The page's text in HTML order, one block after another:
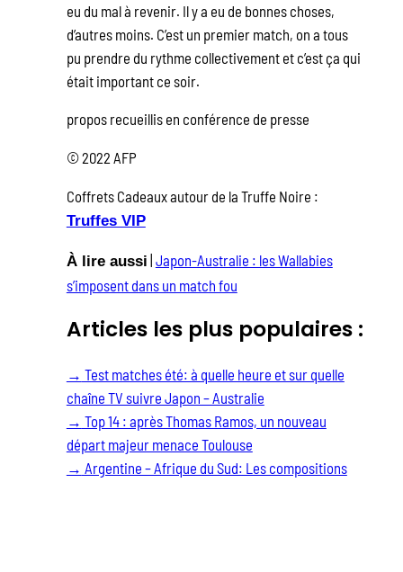
eu du mal à revenir. Il y a eu de bonnes choses,
d’autres moins. C’est un premier match, on a tous
pu prendre du rythme collectivement et c’est ça qui
était important ce soir.
propos recueillis en conférence de presse
© 2022 AFP
Coffrets Cadeaux autour de la Truffe Noire :
Truffes VIP
À lire aussi | Japon-Australie : les Wallabies
s’imposent dans un match fou
Articles les plus populaires :
→ Test matches été: à quelle heure et sur quelle
chaîne TV suivre Japon – Australie
→ Top 14 : après Thomas Ramos, un nouveau
départ majeur menace Toulouse
→ Argentine – Afrique du Sud: Les compositions